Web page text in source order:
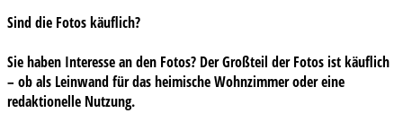
Sind die Fotos käuflich?
Sie haben Interesse an den Fotos? Der Großteil der Fotos ist käuflich
– ob als Leinwand für das heimische Wohnzimmer oder eine
redaktionelle Nutzung.